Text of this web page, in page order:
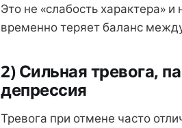
Это не «слабость характера»
временно теряет баланс
2) Сильная тревога,
депрессия
Тревога при отмене часто